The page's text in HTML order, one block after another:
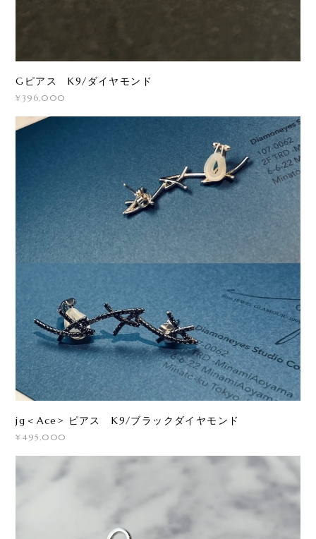
Gピアス K9/ダイヤモンド
¥396,000
jg＜Ace> ピアス K9/ブラックダイヤモンド
¥495,000